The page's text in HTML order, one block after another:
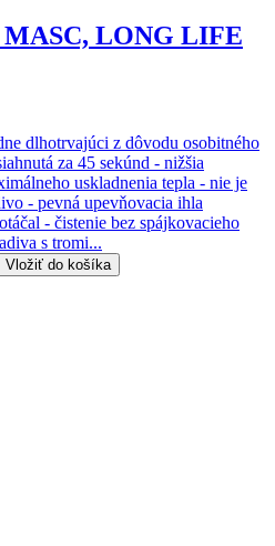
MASC, LONG LIFE
dlhotrvajúci z dôvodu osobitného
za 45 sekúnd - nižšia
uskladnenia tepla - nie je
- pevná upevňovacia ihla
- čistenie bez spájkovacieho
s tromi...
Vložiť do košíka